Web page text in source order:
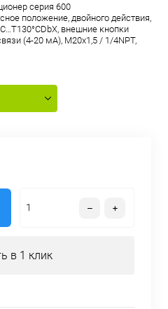
серия 600
положение, двойного действия,
внешние кнопки
(4-20 мА), M20x1,5 / 1/4NPT,
в 1 клик